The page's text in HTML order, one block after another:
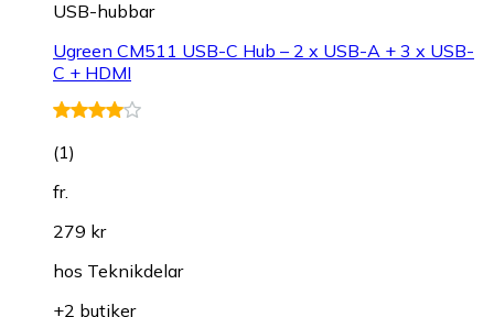
USB-hubbar
Ugreen CM511 USB-C Hub – 2 x USB-A + 3 x USB-
C + HDMI
(1)
fr.
279 kr
hos Teknikdelar
+2 butiker